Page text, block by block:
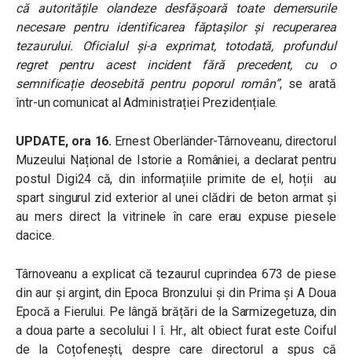
că autoritățile olandeze desfășoară toate demersurile
necesare pentru identificarea făptașilor și recuperarea
tezaurului. Oficialul și-a exprimat, totodată, profundul
regret pentru acest incident fără precedent, cu o
semnificație deosebită pentru poporul român”, se arată
într-un comunicat al Administrației Prezidențiale.
UPDATE, ora 16. Ernest Oberländer-Târnoveanu, directorul
Muzeului Național de Istorie a României, a declarat pentru
postul Digi24 că, din informațiile primite de el, hoții au
spart singurul zid exterior al unei clădiri de beton armat și
au mers direct la vitrinele în care erau expuse piesele
dacice.
Târnoveanu a explicat că tezaurul cuprindea 673 de piese
din aur și argint, din Epoca Bronzului și din Prima și A Doua
Epocă a Fierului. Pe lângă brățări de la Sarmizegetuza, din
a doua parte a secolului I î. Hr., alt obiect furat este Coiful
de la Coțofenești, despre care directorul a spus că